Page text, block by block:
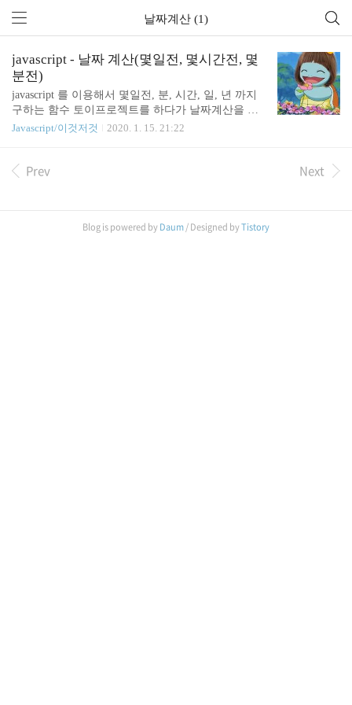
날짜계산 (1)
javascript - 날짜 계산(몇일전, 몇시간전, 몇
분전)
javascript 를 이용해서 몇일전, 분, 시간, 일, 년 까지
구하는 함수 토이프로젝트를 하다가 날짜계산을 하
고는 싶은데 moment.js는 무겁다고 생각이 들고... 어
timeForToday(value) { const today = new Date(); const t
me < 60) { return `${..
Javascript/이것저것 2020. 1. 15. 21:22
Prev Next
Blog is powered by Daum/ Designed byTistory